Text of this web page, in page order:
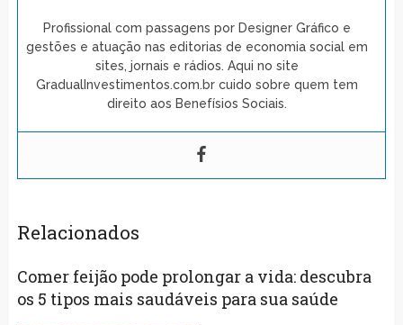
Profissional com passagens por Designer Gráfico e
gestões e atuação nas editorias de economia social em
sites, jornais e rádios. Aqui no site
GradualInvestimentos.com.br cuido sobre quem tem
direito aos Benefísios Sociais.
Relacionados
Comer feijão pode prolongar a vida: descubra
os 5 tipos mais saudáveis para sua saúde